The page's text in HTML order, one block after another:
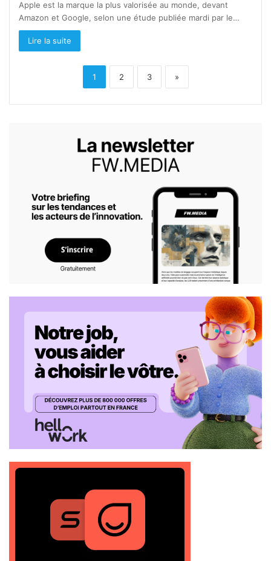
Apple est la marque la plus valorisée au monde, devant
Amazon et Google, selon une étude publiée mardi par le…
Lire la suite
1 2 3 »